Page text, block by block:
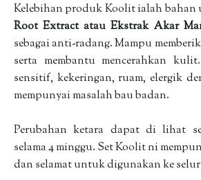
Kelebihan produk Koolit ialah bahan
Root Extract atau Ekstrak Akar
sebagai anti-radang. Mampu
serta membantu mencerahkan
sensitif, kekeringan, ruam, elergik
mempunyai masalah bau badan.
Perubahan ketara dapat di lihat
selama 4 minggu. Set Koolit ni
dan selamat untuk digunakan ke